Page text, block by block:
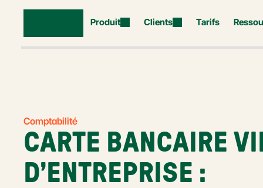
Produit Clients Tarifs
Comptabilité
CARTE BANCAIRE
D’ENTREPRISE :